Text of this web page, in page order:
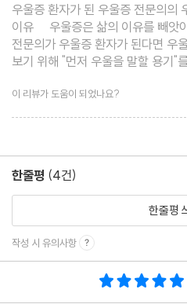
우울증 환자가 된 우울증 전문의의 우울증 극
이유 우울증은 삶의 이유를 빼앗아가는 위험한 병이다. 우울증
전문의가 우울증 환자가 된다면 우울증을 어떻게 이겨내는지 알아
보기 위해 "먼저 우울을 말할 용기"를 선택한다. "먼저 우울을 말
계획 6장 사
이 리뷰가 도움이 되었나요?
한줄평 (4건)
한줄평
작성 시 유의사항